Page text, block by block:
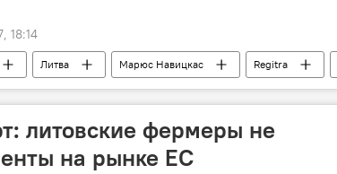
18:14
Литва Марюс Навицкас Regitrа
литовские фермеры не
на рынке ЕС